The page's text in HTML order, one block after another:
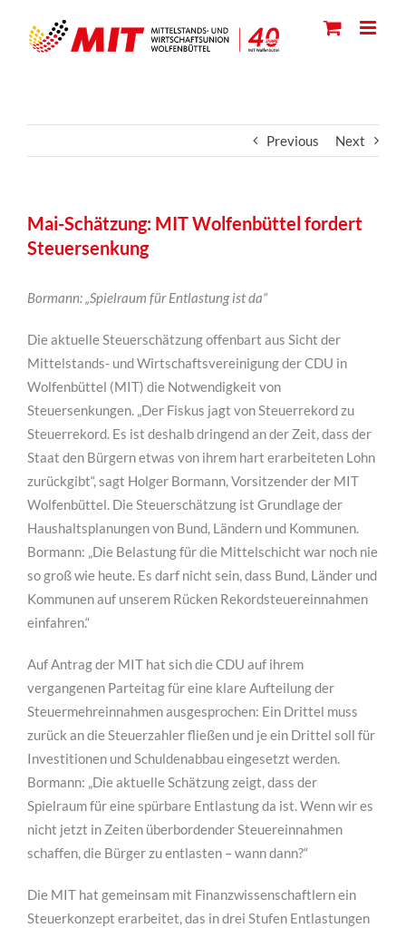
content
Previous Next
Mai-Schätzung: MIT Wolfenbüttel fordert
Steuersenkung
Bormann: „Spielraum für Entlastung ist da“
Die aktuelle Steuerschätzung offenbart aus Sicht der
Mittelstands- und Wirtschaftsvereinigung der CDU in
Wolfenbüttel (MIT) die Notwendigkeit von
Steuersenkungen. „Der Fiskus jagt von Steuerrekord zu
Steuerrekord. Es ist deshalb dringend an der Zeit, dass der
Staat den Bürgern etwas von ihrem hart erarbeiteten Lohn
zurückgibt“, sagt Holger Bormann, Vorsitzender der MIT
Wolfenbüttel. Die Steuerschätzung ist Grundlage der
Haushaltsplanungen von Bund, Ländern und Kommunen.
Bormann: „Die Belastung für die Mittelschicht war noch nie
so groß wie heute. Es darf nicht sein, dass Bund, Länder und
Kommunen auf unserem Rücken Rekordsteuereinnahmen
einfahren.“
Auf Antrag der MIT hat sich die CDU auf ihrem
vergangenen Parteitag für eine klare Aufteilung der
Steuermehreinnahmen ausgesprochen: Ein Drittel muss
zurück an die Steuerzahler fließen und je ein Drittel soll für
Investitionen und Schuldenabbau eingesetzt werden.
Bormann: „Die aktuelle Schätzung zeigt, dass der
Spielraum für eine spürbare Entlastung da ist. Wenn wir es
nicht jetzt in Zeiten überbordender Steuereinnahmen
schaffen, die Bürger zu entlasten – wann dann?“
Die MIT hat gemeinsam mit Finanzwissenschaftlern ein
Steuerkonzept erarbeitet, das in drei Stufen Entlastungen